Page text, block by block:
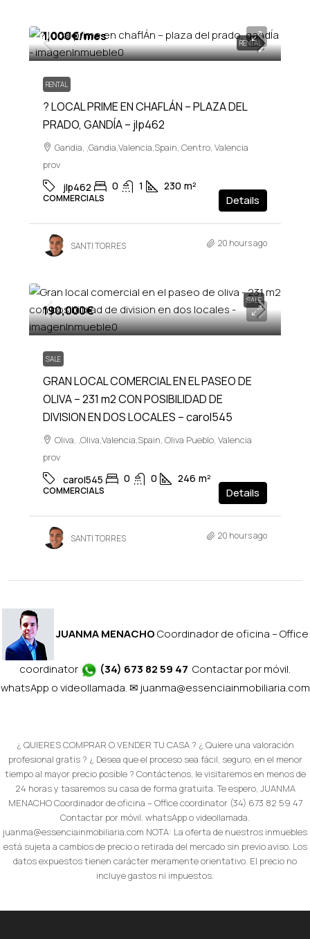
RENTAL
1,000€/mes
RENTAL
? LOCAL PRIME EN CHAFLÁN – PLAZA DEL
PRADO, GANDÍA – jlp462
Gandia, ,Gandia,Valencia,Spain, Centro, Valencia
prov
jlp462 0 1 230 m²
COMMERCIALS Details
SANTI TORRES 20 hours ago
SALE
190,000€
SALE
GRAN LOCAL COMERCIAL EN EL PASEO DE
OLIVA – 231 m2 CON POSIBILIDAD DE
DIVISION EN DOS LOCALES – carol545
Oliva, ,Oliva,Valencia,Spain, Oliva Pueblo, Valencia
prov
carol545 0 0 246 m²
COMMERCIALS Details
SANTI TORRES 20 hours ago
JUANMA MENACHOCoordinador de oficina – Office
coordinator (34) 673 82 59 47 Contactar por móvil.
whatsApp o videollamada. ✉ juanma@essenciainmobiliaria.com
¿ QUIERES COMPRAR O VENDER TU CASA ? ¿ Quiere una valoración
profesional gratis ? ¿ Desea que el proceso sea fácil, seguro, en el menor
tiempo al mayor precio posible ? Contáctenos, le visitaremos en menos de
24 horas y tasaremos su casa de forma gratuita. Te espero, JUANMA
MENACHO Coordinador de oficina – Office coordinator (34) 673 82 59 47
Contactar por móvil. whatsApp o videollamada.
juanma@essenciainmobiliaria.com NOTA: La oferta de nuestros inmuebles
está sujeta a cambios de precio o retirada del mercado sin previo aviso. Los
datos expuestos tienen carácter meramente orientativo. El precio no
incluye gastos ni impuestos.